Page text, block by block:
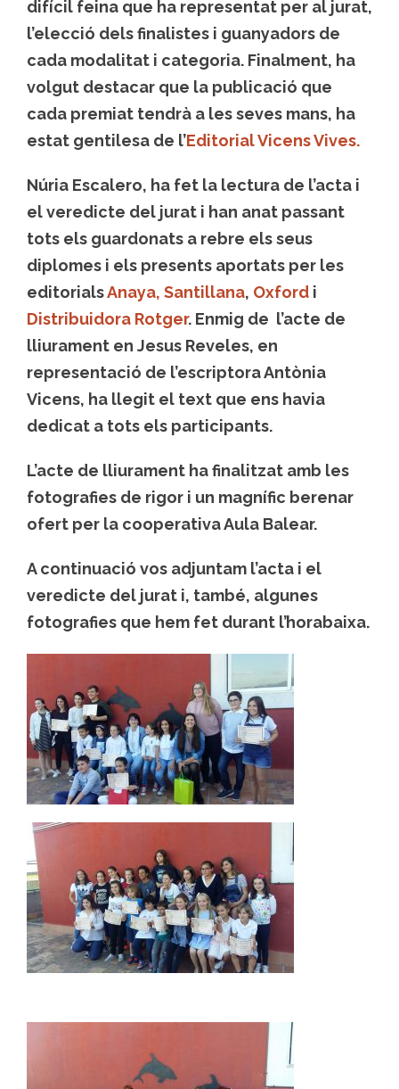
difícil feina que ha representat per al jurat,
l’elecció dels finalistes i guanyadors de
cada modalitat i categoria. Finalment, ha
volgut destacar que la publicació que
cada premiat tendrà a les seves mans, ha
estat gentilesa de l’Editorial Vicens Vives.
Núria Escalero, ha fet la lectura de l’acta i
el veredicte del jurat i han anat passant
tots els guardonats a rebre els seus
diplomes i els presents aportats per les
editorialsAnaya, Santillana, Oxford i
Distribuidora Rotger. Enmig de l’acte de
lliurament en Jesus Reveles, en
representació de l’escriptora Antònia
Vicens, ha llegit el text que ens havia
dedicat a tots els participants.
L’acte de lliurament ha finalitzat amb les
fotografies de rigor i un magnífic berenar
ofert per la cooperativa Aula Balear.
A continuació vos adjuntam l’acta i el
veredicte del jurat i, també, algunes
fotografies que hem fet durant l’horabaixa.